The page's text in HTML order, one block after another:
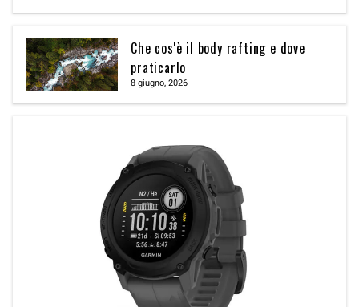
Che cos'è il body rafting e dove
praticarlo
8 giugno, 2026